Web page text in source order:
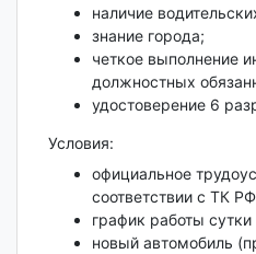
наличие
знание города;
четкое выполнение
должностных
удостоверение 6
Условия:
официальное
соответствии с ТК
график работы
новый автомобиль